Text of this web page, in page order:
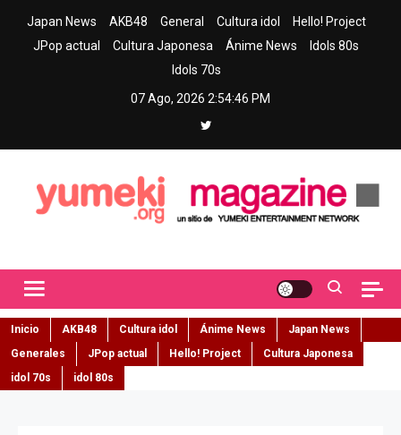
Japan News AKB48 General Cultura idol
Hello! Project
JPop actual
Cultura Japonesa Ánime News
Idols 80s
Idols 70s
07 Ago, 2026 2:54:47 PM
Inicio AKB48 Cultura idol Ánime News
Japan News
Generales
JPop actual Hello! Project
Cultura Japonesa
idol 70s
idol 80s